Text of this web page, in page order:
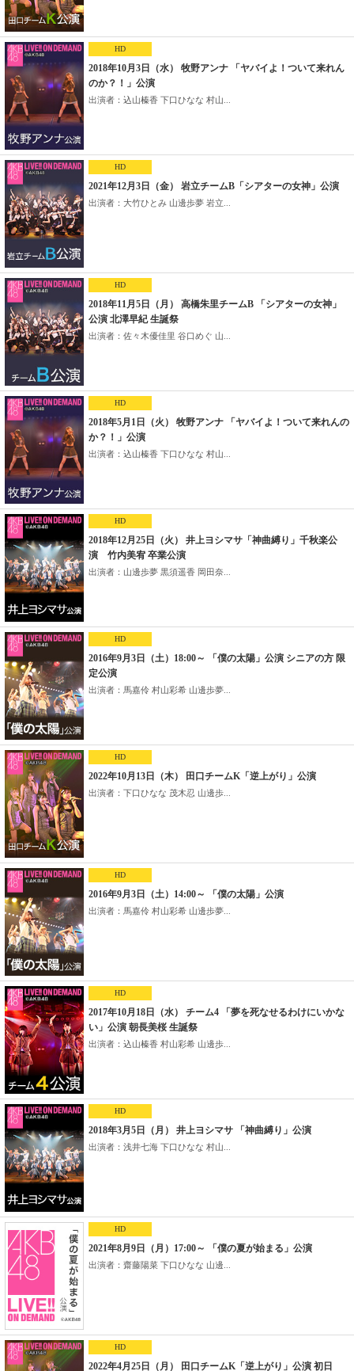
HD
2018年10月3日（水） 牧野アンナ 「ヤバイよ！ついて来れん
のか？！」公演
出演者：込山榛香 下口ひなな 村山...
HD
2021年12月3日（金） 岩立チームB「シアターの女神」公演
出演者：大竹ひとみ 山邊歩夢 岩立...
HD
2018年11月5日（月） 高橋朱里チームB 「シアターの女神」
公演 北澤早紀 生誕祭
出演者：佐々木優佳里 谷口めぐ 山...
HD
2018年5月1日（火） 牧野アンナ 「ヤバイよ！ついて来れんの
か？！」公演
出演者：込山榛香 下口ひなな 村山...
HD
2018年12月25日（火） 井上ヨシマサ「神曲縛り」千秋楽公
演 竹内美宥 卒業公演
出演者：山邊歩夢 黒須遥香 岡田奈...
HD
2016年9月3日（土）18:00～ 「僕の太陽」公演 シニアの方 限
定公演
出演者：馬嘉伶 村山彩希 山邊歩夢...
HD
2022年10月13日（木） 田口チームK「逆上がり」公演
出演者：下口ひなな 茂木忍 山邊歩...
HD
2016年9月3日（土）14:00～ 「僕の太陽」公演
出演者：馬嘉伶 村山彩希 山邊歩夢...
HD
2017年10月18日（水） チーム4 「夢を死なせるわけにいかな
い」公演 朝長美桜 生誕祭
出演者：込山榛香 村山彩希 山邊歩...
HD
2018年3月5日（月） 井上ヨシマサ 「神曲縛り」公演
出演者：浅井七海 下口ひなな 村山...
HD
2021年8月9日（月）17:00～ 「僕の夏が始まる」公演
出演者：齋藤陽菜 下口ひなな 山邊...
HD
2022年4月25日（月） 田口チームK「逆上がり」公演 初日